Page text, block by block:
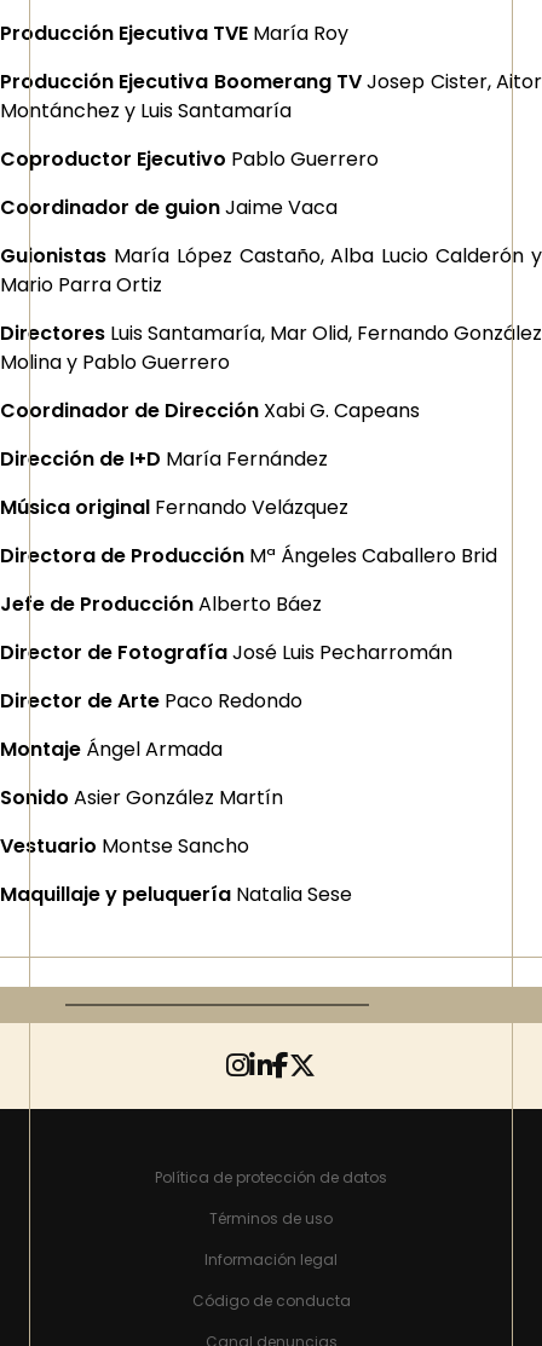
Producción Ejecutiva TVE María Roy
Producción Ejecutiva Boomerang TVJosep Cister, Aitor
Montánchez y Luis Santamaría
Coproductor Ejecutivo Pablo Guerrero
Coordinador de guionJaime Vaca
Guionistas María López Castaño, Alba Lucio Calderón y
Mario Parra Ortiz
Directores Luis Santamaría, Mar Olid, Fernando González
Molina y Pablo Guerrero
Coordinador de Dirección Xabi G. Capeans
Dirección de I+D María Fernández
Música original Fernando Velázquez
Directora de Producción Mª Ángeles Caballero Brid
Jefe de ProducciónAlberto Báez
Director de FotografíaJosé Luis Pecharromán
Director de Arte Paco Redondo
Montaje Ángel Armada
Sonido Asier González Martín
Vestuario Montse Sancho
Maquillaje y peluquería Natalia Sese
Política de protección de datos
Términos de uso
Información legal
Código de conducta
Canal denuncias